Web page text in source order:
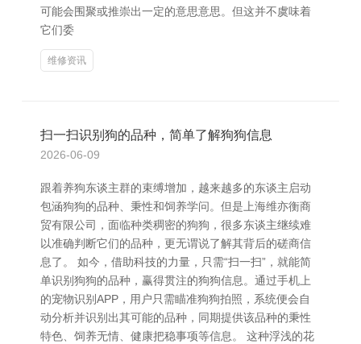
可能会围聚或推崇出一定的意思意思。但这并不虞味着
它们委
维修资讯
扫一扫识别狗的品种，简单了解狗狗信息
2026-06-09
跟着养狗东谈主群的束缚增加，越来越多的东谈主启动
包涵狗狗的品种、秉性和饲养学问。但是上海维亦衡商
贸有限公司，面临种类稠密的狗狗，很多东谈主继续难
以准确判断它们的品种，更无谓说了解其背后的磋商信
息了。 如今，借助科技的力量，只需“扫一扫”，就能简
单识别狗狗的品种，赢得贯注的狗狗信息。通过手机上
的宠物识别APP，用户只需瞄准狗狗拍照，系统便会自
动分析并识别出其可能的品种，同期提供该品种的秉性
特色、饲养无情、健康把稳事项等信息。 这种浮浅的花